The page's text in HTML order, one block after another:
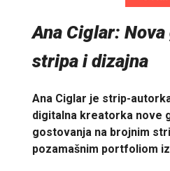
Ana Ciglar:
stripa i dizajna
Ana Ciglar je strip-
digitalna kreatorka nove
gostovanja na brojnim
pozamašnim portfoliom